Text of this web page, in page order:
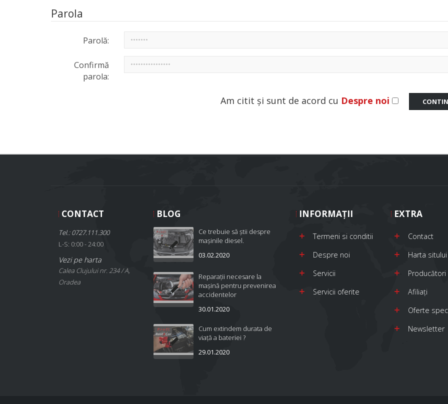
Parola
Parolă:
Confirmă
parola:
Am citit și sunt de acord cu Despre noi
CONTACT
Tel.: 0727.111.300
L-S: 0:00 - 24:00
Vezi pe harta
Calea Clujului nr. 234 / A,
Oradea
BLOG
Ce trebuie să știi despre
mașinile diesel.
03.02.2020
Reparații necesare la
mașină pentru prevenirea
accidentelor
30.01.2020
Cum extindem durata de
viață a bateriei ?
29.01.2020
INFORMAŢII
Termeni si conditii
Despre noi
Servicii
Servicii oferite
EXTRA
Contact
Harta sitului
Producători
Afiliaţi
Oferte
Newsletter